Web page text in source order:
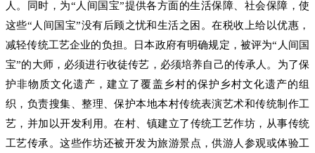
人。同时，为“人间国宝”提供各方面的生活保障、社会保障，使
这些“人间国宝”没有后顾之忧和生活之困。在税收上给以优惠，
减轻传统工艺企业的负担。日本政府有明确规定，被评为“人间国
宝”的大师，必须进行收徒传艺，必须培养自己的传承人。为了保
护非物质文化遗产，建立了覆盖乡村的保护乡村文化遗产的组
织，负责搜集、整理、保护本地本村传统表演艺术和传统制作工
艺，并加以开发利用。在村、镇建立了传统工艺作坊，从事传统
工艺传承。这些作坊还被开发为旅游景点，供游人参观或体验工